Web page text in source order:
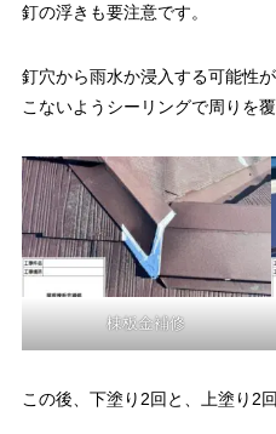
釘の浮きも要注意です。
釘穴から雨水か浸入する可能性
こないようシーリングで周りを覆
棟板金補修
この後、下塗り2回と、上塗り2